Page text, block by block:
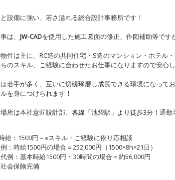
設備に強い、若さ溢れる総合設計事務所です！
は、 JW-CADを使用した施工図面の修正、作図補助等です
件は主に、RC造の共同住宅・S造のマンション・ホテル
のスキル、ご経験に合わせたお仕事になりますので安心
若手が多く、互いに切磋琢磨し成長できる環境になって
を身につけられます！
所は本社意匠設計部、各線「池袋駅」より徒歩3分！通勤
給：1500円～※スキル・ご経験に依り応相談
：時給1500円の場合＝252,000円（1500×8h×21日）
例：基本時給1500円・30時間の場合＝約56,000円
会保険完備